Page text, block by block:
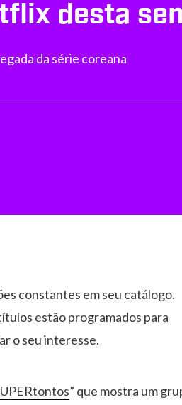
desta
da série coreana
constantes em seu catálogo.
estão programados para
o seu interesse.
” que mostra um